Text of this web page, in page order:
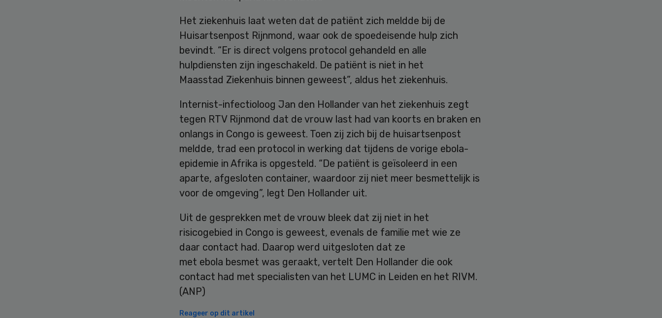
Het ziekenhuis laat weten dat de patiënt zich meldde bij de
Huisartsenpost Rijnmond, waar ook de spoedeisende hulp zich
bevindt. “Er is direct volgens protocol gehandeld en alle
hulpdiensten zijn ingeschakeld. De patiënt is niet in het
Maasstad Ziekenhuis binnen geweest”, aldus het ziekenhuis.
Internist-infectioloog Jan den Hollander van het ziekenhuis zegt
tegen RTV Rijnmond dat de vrouw last had van koorts en braken en
onlangs in Congo is geweest. Toen zij zich bij de huisartsenpost
meldde, trad een protocol in werking dat tijdens de vorige ebola-
epidemie in Afrika is opgesteld. “De patiënt is geïsoleerd in een
aparte, afgesloten container, waardoor zij niet meer besmettelijk is
voor de omgeving”, legt Den Hollander uit.
Uit de gesprekken met de vrouw bleek dat zij niet in het
risicogebied in Congo is geweest, evenals de familie met wie ze
daar contact had. Daarop werd uitgesloten dat ze
met ebola besmet was geraakt, vertelt Den Hollander die ook
contact had met specialisten van het LUMC in Leiden en het RIVM.
(ANP)
Reageer op dit artikel